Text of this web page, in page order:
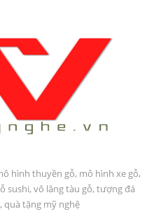
hình thuyền gỗ, mô hình xe gỗ,
sushi, vô lăng tàu gỗ, tượng đá
tặng mỹ nghệ